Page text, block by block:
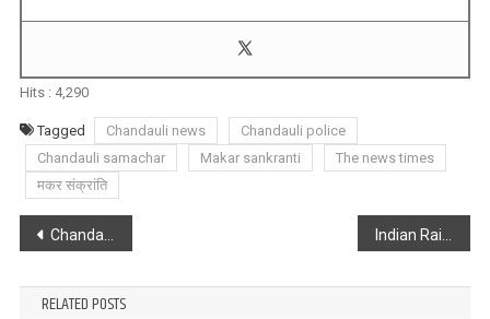
Hits : 4,290
Tagged Chandauli news
Chandauli police
Chandauli samachar
Makar sankranti
The news times
मकर संक्रांति
Post
navigation
Chandauli : फुटबॉल मैच में दर्शकों को देखने को मिला रोमांच
RELATED POSTS